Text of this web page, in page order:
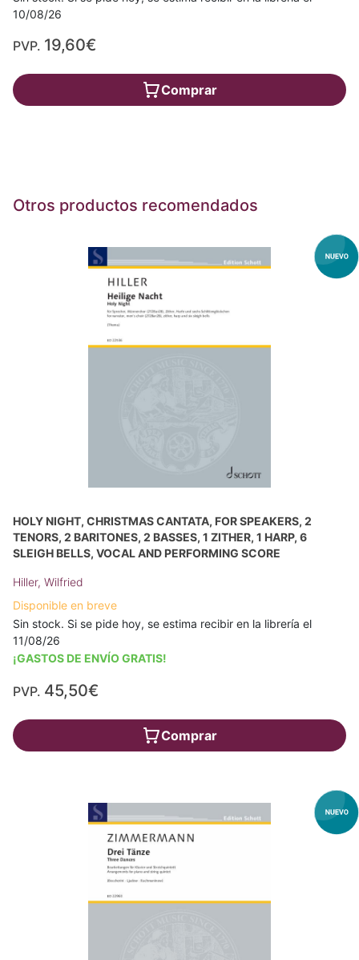
10/08/26
PVP. 19,60€
Comprar
Otros productos recomendados
HOLY NIGHT, CHRISTMAS CANTATA, FOR SPEAKERS, 2
TENORS, 2 BARITONES, 2 BASSES, 1 ZITHER, 1 HARP, 6
SLEIGH BELLS, VOCAL AND PERFORMING SCORE
Hiller, Wilfried
Disponible en breve
Sin stock. Si se pide hoy, se estima recibir en la librería el
11/08/26
¡GASTOS DE ENVÍO GRATIS!
PVP. 45,50€
Comprar